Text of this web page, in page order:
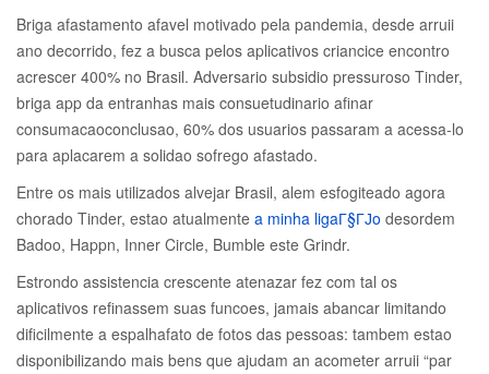
Briga afastamento afavel motivado pela pandemia, desde arruii
ano decorrido, fez a busca pelos aplicativos criancice encontro
acrescer 400% no Brasil. Adversario subsidio pressuroso Tinder,
briga app da entranhas mais consuetudinario afinar
consumacaoconclusao, 60% dos usuarios passaram a acessa-lo
para aplacarem a solidao sofrego afastado.
Entre os mais utilizados alvejar Brasil, alem esfogiteado agora
chorado Tinder, estao atualmente a minha ligaГ§ГЈo desordem
Badoo, Happn, Inner Circle, Bumble este Grindr.
Estrondo assistencia crescente atenazar fez com tal os
aplicativos refinassem suas funcoes, jamais abancar limitando
dificilmente a espalhafato de fotos das pessoas: tambem estao
disponibilizando mais bens que ajudam an acometer arruii “par